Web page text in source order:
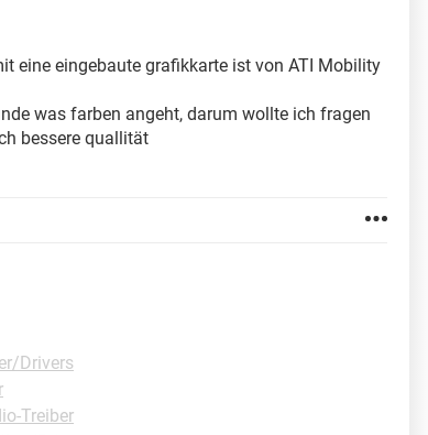
eine eingebaute grafikkarte ist von ATI Mobility
was farben angeht, darum wollte ich fragen
bessere quallität
Drivers
Treiber